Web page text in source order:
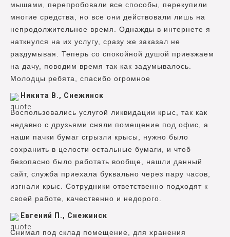
мышами, перепробовали все способы, перекупили
многие средства, но все они действовали лишь на
непродолжительное время. Однажды в интернете я
наткнулся на их услугу, сразу же заказал не
раздумывая. Теперь со спокойной душой приезжаем
на дачу, поводим время так как задумывалось.
Молодцы ребята, спасибо огромное
Никита В., Снежинск
Воспользовались услугой ликвидации крыс, так как
недавно с друзьями сняли помещение под офис, а
наши пачки бумаг сгрызли крысы, нужно было
сохранить в целости остальные бумаги, и чтоб
безопасно было работать вообще, нашли данный
сайт, служба приехала буквально через пару часов,
изгнали крыс. Сотрудники ответственно подходят к
своей работе, качественно и недорого.
Евгений П., Снежинск
Снимал под склад помещение, для хранения